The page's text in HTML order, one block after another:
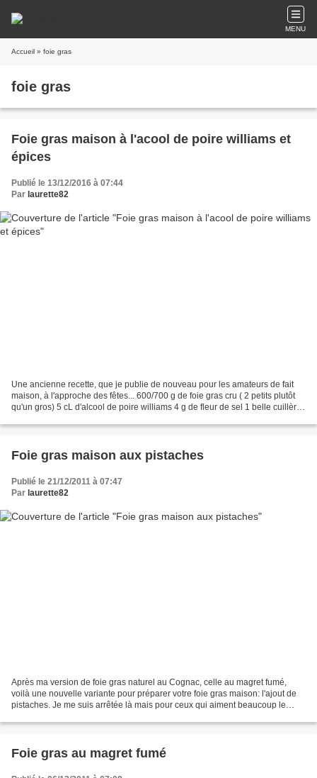
MENU
Accueil » foie gras
foie gras
Foie gras maison à l'acool de poire williams et
épices
Publié le 13/12/2016 à 07:44
Par laurette82
Une ancienne recette, que je publie de nouveau pour les amateurs de fait
maison, à l'approche des fêtes... 600/700 g de foie gras cru ( 2 petits plutôt
qu'un gros) 5 cL d'alcool de poire williams 4 g de fleur de sel 1 belle cuillère
Foie gras maison aux pistaches
Publié le 21/12/2011 à 07:47
Par laurette82
Après ma version de foie gras naturel au Cognac, celle au magret fumé,
voilà une nouvelle variante pour préparer votre foie gras maison: l'ajout de
pistaches. Je me suis arrêtée là mais pour ceux qui aiment beaucoup le
Foie gras au magret fumé